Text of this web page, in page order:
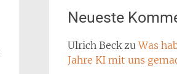
Neueste
Ulrich BeckzuWas
Jahre KI mit uns